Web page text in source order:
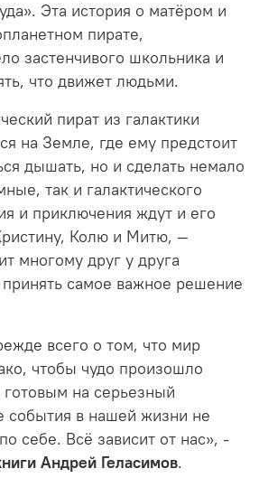
Эта история о матёром и
пирате,
застенчивого школьника и
что движет людьми.
пират из галактики
на Земле, где ему предстоит
дышать, но и сделать немало
так и галактического
и приключения ждут и его
Колю и Митю, —
многому друг у друга
принять самое важное решение
всего о том, что мир
чтобы чудо произошло
на серьезный
события в нашей жизни не
себе. Всё зависит от нас», -
Андрей Геласимов.